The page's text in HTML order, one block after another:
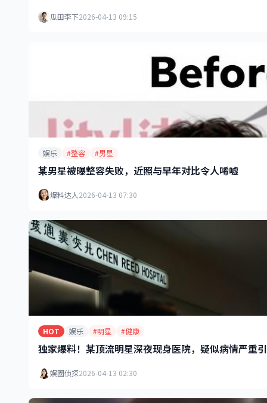
瓜田李下2026-04-13 09:15
娱乐 #整容 #男星
某男星被曝整容失败，近照与早年对比令人唏嘘
爆料达人 2026-04-13 07:30
HOT 娱乐 #明星 #健康
独家爆料！某顶流明星深夜现身医院，疑似病情严重
娱圈侦探2026-04-13 02:30